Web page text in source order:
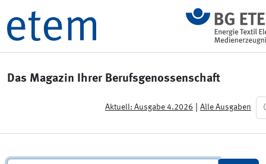
Das Magazin Ihrer Berufsgenossenschaft
Aktuell: Ausgabe 4.2026 Alle Ausgaben